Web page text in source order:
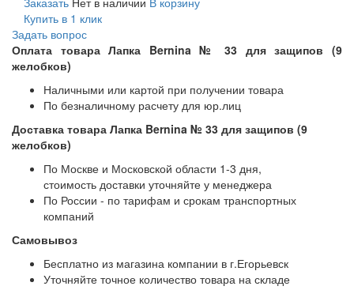
Купить в 1 клик
Задать вопрос
Оплата товара Лапка Bernina № 33 для защипов (9
желобков)
Наличными или картой при получении товара
По безналичному расчету для юр.лиц
Доставка товара Лапка Bernina № 33 для защипов (9
желобков)
По Москве и Московской области 1-3 дня,
стоимость доставки уточняйте у менеджера
По России - по тарифам и срокам транспортных
компаний
Самовывоз
Бесплатно из магазина компании в г.Егорьевск
Уточняйте точное количество товара на складе